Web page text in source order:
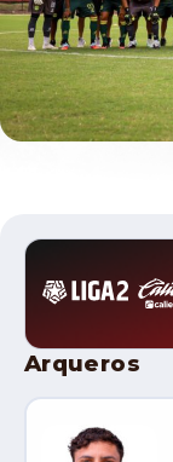
Plantel
Arqueros